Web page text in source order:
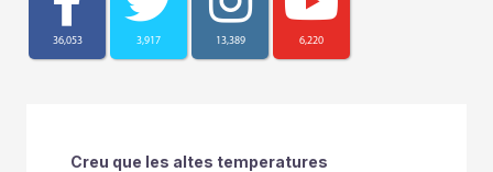
36,053 3,917 13,389 6,220
Creu que les altes temperatures